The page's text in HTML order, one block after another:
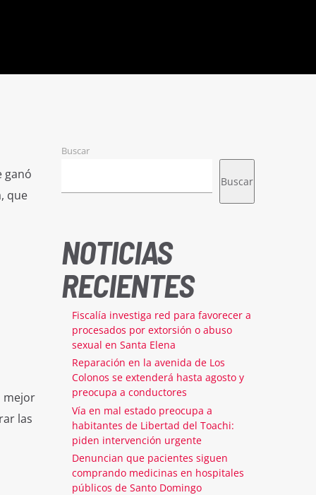
ganó
que
mejor
las
Buscar
Buscar
NOTICIAS
RECIENTES
Fiscalía investiga red para favorecer a
procesados por extorsión o abuso
sexual en Santa Elena
Reparación en la avenida de Los
Colonos se extenderá hasta agosto y
preocupa a conductores
Vía en mal estado preocupa a
habitantes de Libertad del Toachi:
piden intervención urgente
Denuncian que pacientes siguen
comprando medicinas en hospitales
públicos de Santo Domingo